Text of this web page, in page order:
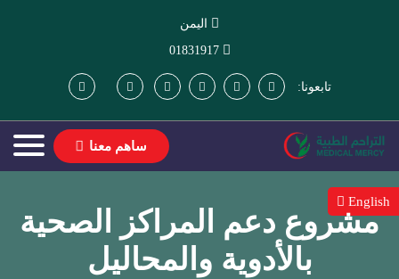
اليمن
01831917
تابعونا:
ساهم معنا
مشروع دعم المراكز الصحية
بالأدوية والمحاليل
English